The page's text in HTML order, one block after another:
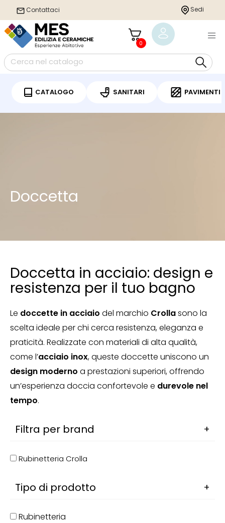
Contattaci Sedi
0
CATALOGO SANITARI PAVIMENTI
Doccetta
Doccetta in acciaio: design e
resistenza per il tuo bagno
Le doccette in acciaio del marchio Crollasono la
scelta ideale per chi cerca resistenza, eleganza e
praticità. Realizzate con materiali di alta qualità,
come l’acciaio inox, queste doccette uniscono un
design moderno a prestazioni superiori, offrendo
un’esperienza doccia confortevole e durevole nel
tempo.
Filtra per brand
Rubinetteria Crolla
Tipo di prodotto
Rubinetteria